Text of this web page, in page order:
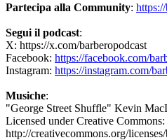
Partecipa alla Community:
Segui il podcast:
X: https://x.com/barberopodcast
Facebook: https://facebook.com/
Instagram: https://instagram.com/
Musiche:
"George Street Shuffle" Kevin
Licensed under Creative
http://creativecommons.org/